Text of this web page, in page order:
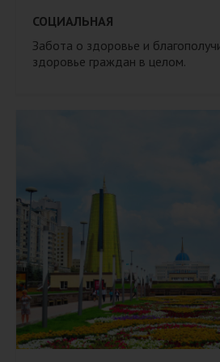
СОЦИАЛЬНАЯ
Забота о здоровье и
здоровье граждан в целом.